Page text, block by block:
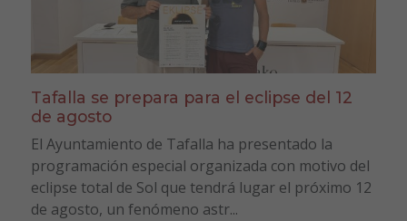
Tafalla se prepara para el eclipse del 12
de agosto
El Ayuntamiento de Tafalla ha presentado la
programación especial organizada con motivo del
eclipse total de Sol que tendrá lugar el próximo 12
de agosto, un fenómeno astr...